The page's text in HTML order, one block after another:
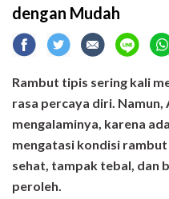
dengan Mudah
Rambut tipis sering kali
rasa percaya diri.
mengalaminya, karena
mengatasi kondisi
sehat, tampak tebal, dan
peroleh.